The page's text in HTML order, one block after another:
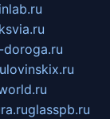
lovinskix.ru
glasspb.ru